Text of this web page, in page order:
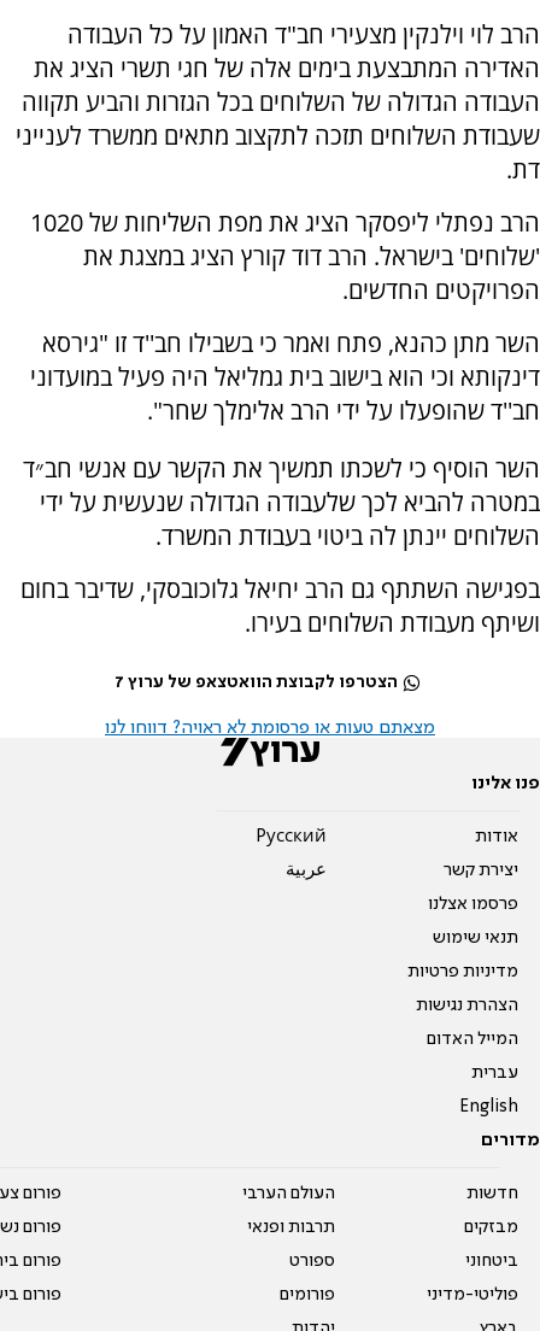
הרב לוי וילנקין מצעירי חב"ד האמון על כל העבודה
האדירה המתבצעת בימים אלה של חגי תשרי הציג את
העבודה הגדולה של השלוחים בכל הגזרות והביע תקווה
שעבודת השלוחים תזכה לתקצוב מתאים ממשרד לענייני
דת.
הרב נפתלי ליפסקר הציג את מפת השליחות של 1020
'שלוחים' בישראל. הרב דוד קורץ הציג במצגת את
הפרויקטים החדשים.
השר מתן כהנא, פתח ואמר כי בשבילו חב''ד זו "גירסא
דינקותא וכי הוא בישוב בית גמליאל היה פעיל במועדוני
חב''ד שהופעלו על ידי הרב אלימלך שחר".
השר הוסיף כי לשכתו תמשיך את הקשר עם אנשי חב״ד
במטרה להביא לכך שלעבודה הגדולה שנעשית על ידי
השלוחים יינתן לה ביטוי בעבודת המשרד.
בפגישה השתתף גם הרב יחיאל גלוכובסקי, שדיבר בחום
ושיתף מעבודת השלוחים בעירו.
הצטרפו לקבוצת הוואטצאפ של ערוץ 7
מצאתם טעות או פרסומת לא ראויה? דווחו לנו
פנו אלינו
אודות
יצירת קשר
פרסמו אצלנו
תנאי שימוש
מדיניות פרטיות
הצהרת נגישות
המייל האדום
עברית
English
Pусский
عربية
מדורים
חדשות
מבזקים
ביטחוני
פוליטי-מדיני
העולם הערבי
תרבות ופנאי
ספורט
פורומים
פורום
פורום
פורום
פורום